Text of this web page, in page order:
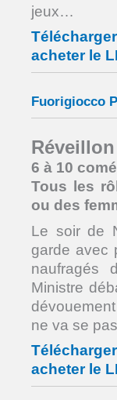
jeux…
acheter le
Fuorigiocco
6 à 10
Tous les
ou des
Le soir de
garde avec
naufragés
Ministre
ne va se
acheter le